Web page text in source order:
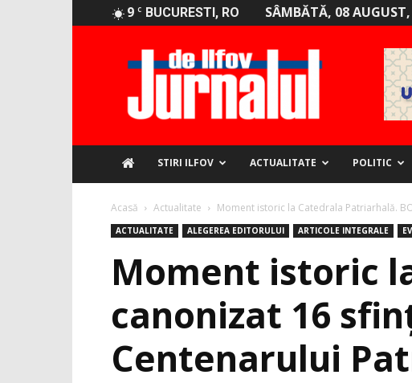
9 C BUCURESTI, RO SÂMBĂTĂ, 08
STIRI ILFOV ACTUALITATE POLITIC
Acasă Actualitate Moment istoric la Catedrala Patriarhală.
ACTUALITATE ALEGEREA EDITORULUI ARTICOLE INTEGRALE
Moment istoric
canonizat 16
Centenarului